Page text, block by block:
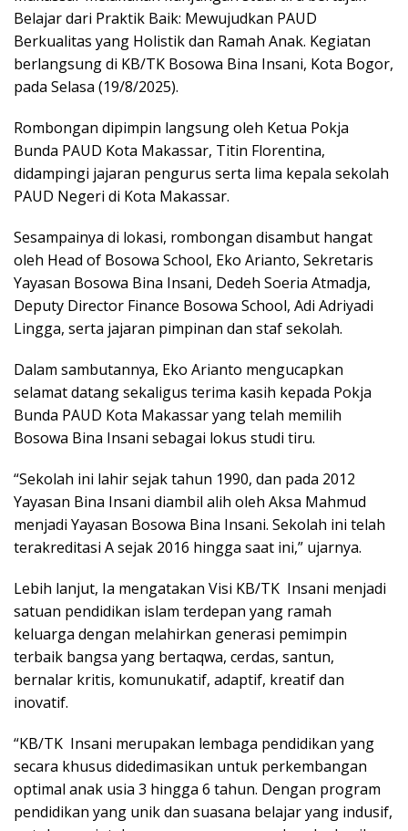
Belajar dari Praktik Baik: Mewujudkan PAUD
Berkualitas yang Holistik dan Ramah Anak. Kegiatan
berlangsung di KB/TK Bosowa Bina Insani, Kota Bogor,
pada Selasa (19/8/2025).
Rombongan dipimpin langsung oleh Ketua Pokja
Bunda PAUD Kota Makassar, Titin Florentina,
didampingi jajaran pengurus serta lima kepala sekolah
PAUD Negeri di Kota Makassar.
Sesampainya di lokasi, rombongan disambut hangat
oleh Head of Bosowa School, Eko Arianto, Sekretaris
Yayasan Bosowa Bina Insani, Dedeh Soeria Atmadja,
Deputy Director Finance Bosowa School, Adi Adriyadi
Lingga, serta jajaran pimpinan dan staf sekolah.
Dalam sambutannya, Eko Arianto mengucapkan
selamat datang sekaligus terima kasih kepada Pokja
Bunda PAUD Kota Makassar yang telah memilih
Bosowa Bina Insani sebagai lokus studi tiru.
“Sekolah ini lahir sejak tahun 1990, dan pada 2012
Yayasan Bina Insani diambil alih oleh Aksa Mahmud
menjadi Yayasan Bosowa Bina Insani. Sekolah ini telah
terakreditasi A sejak 2016 hingga saat ini,” ujarnya.
Lebih lanjut, Ia mengatakan Visi KB/TK Insani menjadi
satuan pendidikan islam terdepan yang ramah
keluarga dengan melahirkan generasi pemimpin
terbaik bangsa yang bertaqwa, cerdas, santun,
bernalar kritis, komunukatif, adaptif, kreatif dan
inovatif.
“KB/TK Insani merupakan lembaga pendidikan yang
secara khusus didedimasikan untuk perkembangan
optimal anak usia 3 hingga 6 tahun. Dengan program
pendidikan yang unik dan suasana belajar yang indusif,